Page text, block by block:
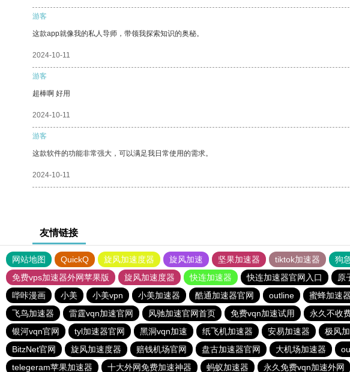
游客
这款app就像我的私人导师，带领我探索知识的奥秘。
2024-10-11
游客
超棒啊 好用
2024-10-11
游客
这款软件的功能非常强大，可以满足我日常使用的需求。
2024-10-11
友情链接
网站地图 QuickQ 旋风加速度器 旋风加速 坚果加速器 tiktok加速器 狗
免费vps加速器外网苹果版
旋风加速度器 快连加速器 快连加速器官网入口 原
哔咔漫画
小美 小美vpn 小美加速器 酷通加速器官网 outline 蜜蜂加速器
飞鸟加速器
雷霆vqn加速官网 风驰加速官网首页 免费vqn加速试用 永久不收
银河vqn官网
tyl加速器官网 黑洞vqn加速 纸飞机加速器 安易加速器 极风
BitzNet官网
旋风加速度器 赔钱机场官网 盘古加速器官网 大机场加速器
telegeram苹果加速器
十大外网免费加速神器 蚂蚁加速器 永久免费vqn加速外网